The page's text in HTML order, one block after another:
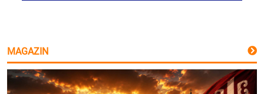
MAGAZIN